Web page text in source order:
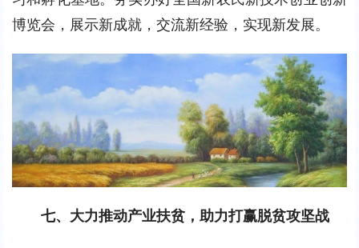
博览会，展示新成就，交流新经验，实现新发展。
七、大力推动产业扶贫，助力打赢脱贫攻坚战